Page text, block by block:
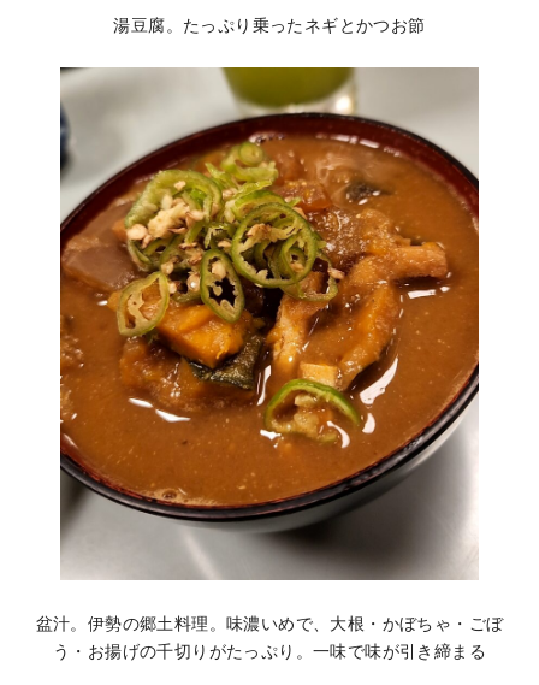
湯豆腐。たっぷり乗ったネギとかつお節
盆汁。伊勢の郷土料理。味濃いめで、大根・かぼちゃ・ごぼ
う・お揚げの千切りがたっぷり。一味で味が引き締まる